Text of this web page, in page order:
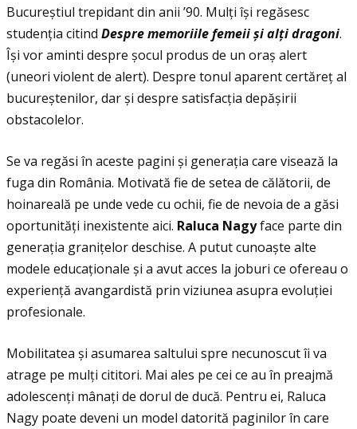
Bucureștiul trepidant din anii ’90. Mulţi își regăsesc
studenţia citind Despre memoriile femeiiși alţi dragoni.
Își vor aminti despre șocul produs de un oraș alert
(uneori violent de alert). Despre tonul aparent certăreţ al
bucureștenilor, dar și despre satisfacţia depășirii
obstacolelor.
Se va regăsi în aceste pagini și generaţia care visează la
fuga din România. Motivată fie de setea de călătorii, de
hoinareală pe unde vede cu ochii, fie de nevoia de a găsi
oportunităţi inexistente aici. Raluca Nagyface parte din
generaţia graniţelor deschise. A putut cunoaște alte
modele educaţionale și a avut acces la joburi ce ofereau o
experienţă avangardistă prin viziunea asupra evoluţiei
profesionale.
Mobilitatea și asumarea saltului spre necunoscut îi va
atrage pe mulţi cititori. Mai ales pe cei ce au în preajmă
adolescenţi mânaţi de dorul de ducă. Pentru ei, Raluca
Nagy poate deveni un model datorită paginilor în care